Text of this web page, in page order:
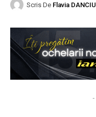
Scris De Flavia DANCIU
-